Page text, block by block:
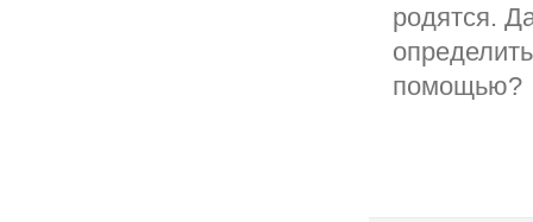
родятся.
помощью?